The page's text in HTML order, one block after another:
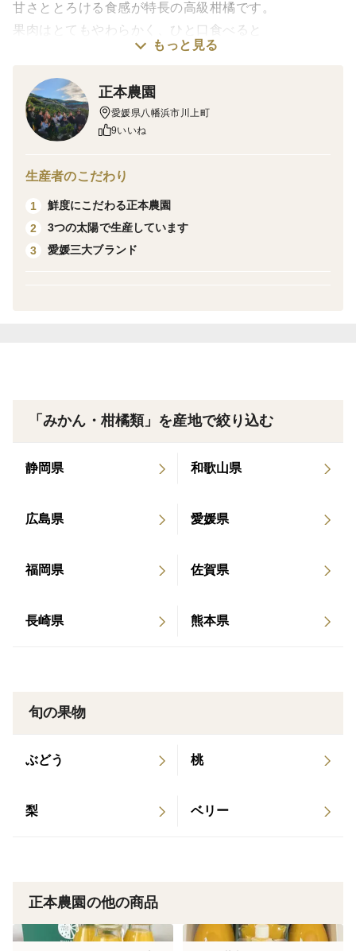
甘さととろける食感が特長の高級柑橘です。
果肉はとてもやわらかく、ひと口食べると
コクのある甘みと豊富な果汁が口いっぱいに広がりま
やすい品種です。
収穫時期を見極め、完熟したものだけを厳選してお届け
ご自宅用はもちろん、贈り物にも大変喜ばれる柑橘で
す。
があります
し、お早めにお召し上がりください
もっと見る
正本農園
愛媛県八幡浜市川上町
9いいね
生産者のこだわり
1
鮮度にこだわる正本農園
2
3つの太陽で生産しています
3
愛媛三大ブランド
「みかん・柑橘類」を産地で絞り込む
静岡県 和歌山県
広島県 愛媛県
福岡県 佐賀県
長崎県 熊本県
旬の果物
ぶどう 桃
梨 ベリー
正本農園の他の商品